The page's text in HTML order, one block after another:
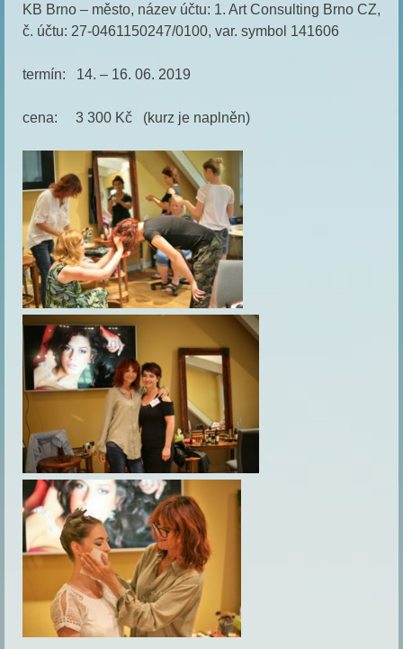
KB Brno – město, název účtu: 1. Art Consulting Brno CZ,
č. účtu: 27-0461150247/0100, var. symbol 141606
termín: 14. – 16. 06. 2019
cena: 3 300 Kč (kurz je naplněn)